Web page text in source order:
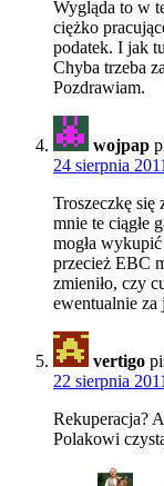
Wygląda to w
ciężko
podatek. I jak
Chyba trzeba
Pozdrawiam.
wojpap
24 sierpnia
Troszeczkę się
mnie te ciągłe
mogła
przecież EBC
zmieniło, czy
ewentualnie za
vertigo
22 sierpnia
Rekuperacja?
Polakowi